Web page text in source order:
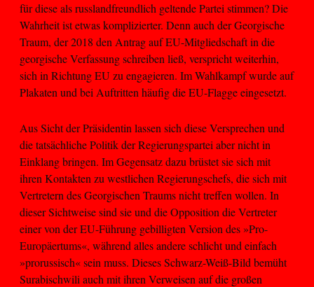
für diese als russlandfreundlich geltende Partei stimmen? Die
Wahrheit ist etwas komplizierter. Denn auch der Georgische
Traum, der 2018 den Antrag auf EU-Mitgliedschaft in die
georgische Verfassung schreiben ließ, verspricht weiterhin,
sich in Richtung EU zu engagieren. Im Wahlkampf wurde auf
Plakaten und bei Auftritten häufig die EU-Flagge eingesetzt.
Aus Sicht der Präsidentin lassen sich diese Versprechen und
die tatsächliche Politik der Regierungspartei aber nicht in
Einklang bringen. Im Gegensatz dazu brüstet sie sich mit
ihren Kontakten zu westlichen Regierungschefs, die sich mit
Vertretern des Georgischen Traums nicht treffen wollen. In
dieser Sichtweise sind sie und die Opposition die Vertreter
einer von der EU-Führung gebilligten Version des »Pro-
Europäertums«, während alles andere schlicht und einfach
»prorussisch« sein muss. Dieses Schwarz-Weiß-Bild bemüht
Surabischwili auch mit ihren Verweisen auf die großen